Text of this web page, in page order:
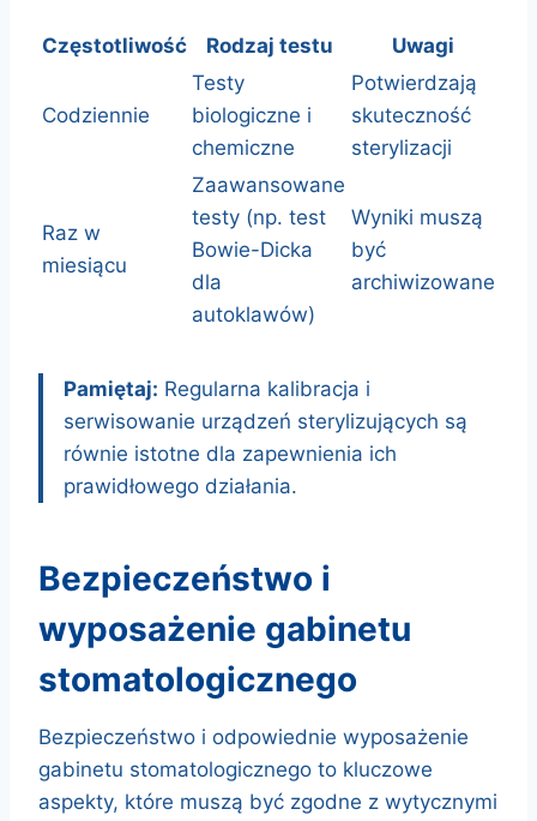
Częstotliwość Rodzaj testu Uwagi
Codziennie
Testy
biologiczne i
chemiczne
Potwierdzają
skuteczność
sterylizacji
Raz w
miesiącu
Zaawansowane
testy (np. test
Bowie-Dicka
dla
autoklawów)
Wyniki muszą
być
archiwizowane
Pamiętaj: Regularna kalibracja i
serwisowanie urządzeń sterylizujących są
równie istotne dla zapewnienia ich
prawidłowego działania.
bezpieczeństwo i
wyposażenie gabinetu
stomatologicznego
Bezpieczeństwo i odpowiednie wyposażenie
gabinetu stomatologicznego to kluczowe
aspekty, które muszą być zgodne z wytycznymi